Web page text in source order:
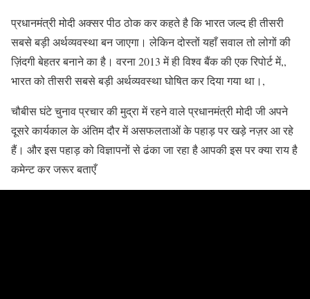
प्रधानमंत्री मोदी अक्सर पीठ ठोक कर कहते है कि भारत जल्द ही तीसरी
सबसे बड़ी अर्थव्यवस्था बन जाएगा। लेकिन दोस्तों यहाँ सवाल तो लोगों की
ज़िंदगी बेहतर बनाने का है। वरना 2013 में ही विश्व बैंक की एक रिपोर्ट में,,
भारत को तीसरी सबसे बड़ी अर्थव्यवस्था घोषित कर दिया गया था।,
चौबीस घंटे चुनाव प्रचार की मुद्रा में रहने वाले प्रधानमंत्री मोदी जी अपने
दूसरे कार्यकाल के अंतिम दौर में असफलताओं के पहाड़ पर खड़े नज़र आ रहे
हैं। और इस पहाड़ को विज्ञापनों से ढंका जा रहा है आपकी इस पर क्या राय है
कमेन्ट कर जरूर बताएँ